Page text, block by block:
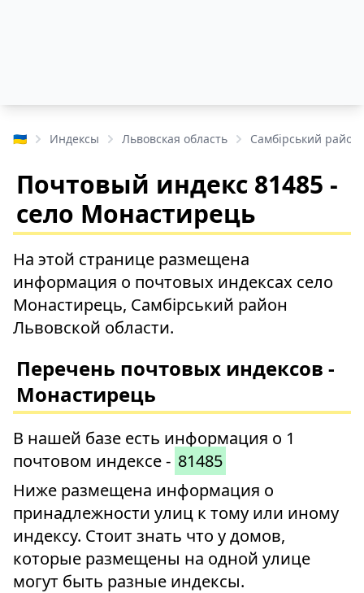
🇺🇦 Индексы Львовская область Самбірський район
Почтовый индекс 81485 -
село Монастирець
На этой странице размещена
информация о почтовых индексах село
Монастирець, Самбірський район
Львовской области.
Перечень почтовых индексов -
Монастирець
В нашей базе есть информация о 1
почтовом индексе - 81485
Ниже размещена информация о
принадлежности улиц к тому или иному
индексу. Стоит знать что у домов,
которые размещены на одной улице
могут быть разные индексы.